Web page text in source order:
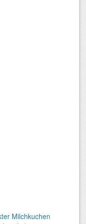
Milchkuchen